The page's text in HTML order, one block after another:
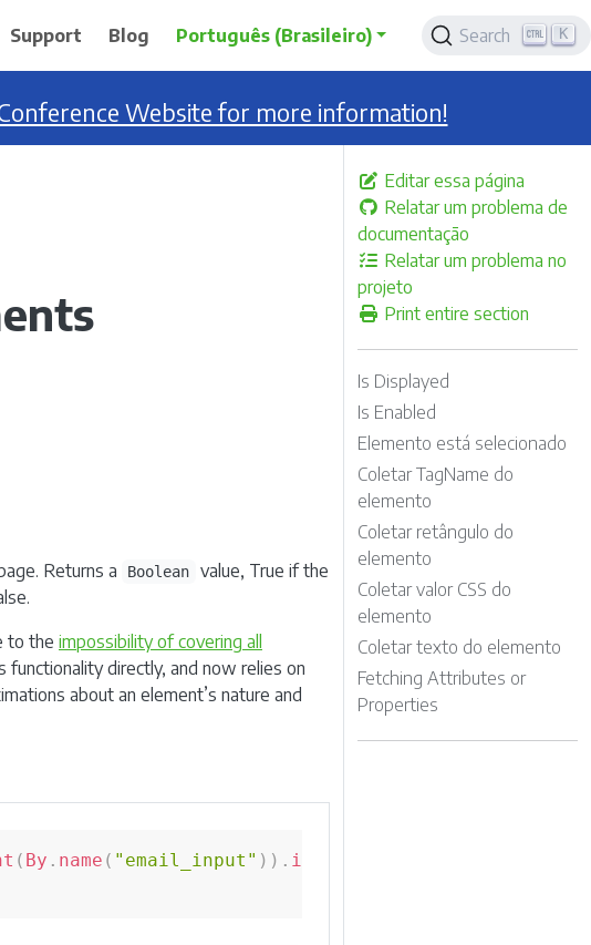
Support Blog Português (Brasileiro) Search K
Website for more information!
Editar essa página
Relatar um problema de
documentação
Relatar um problema no
projeto
Print entire section
Is Displayed
Is Enabled
Elemento está selecionado
Coletar TagName do
elemento
Coletar retângulo do
elemento
Coletar valor CSS do
elemento
Coletar texto do elemento
Fetching Attributes or
Properties
Returns a Boolean
value, True if the
to the impossibility of covering all
functionality directly, and now relies on
about an element’s nature and
( By . name ( "email_input" ) ) . isDisplayed